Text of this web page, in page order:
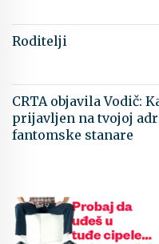
Roditelji
CRTA objavila Vodič:
prijavljen na tvojoj
fantomske stanare